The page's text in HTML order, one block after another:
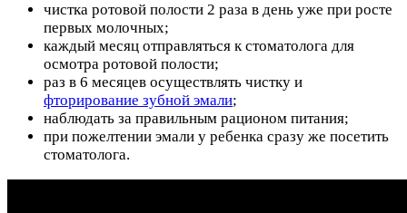
чистка ротовой полости 2 раза в день уже при росте
первых молочных;
каждый месяц отправляться к стоматолога для
осмотра ротовой полости;
раз в 6 месяцев осуществлять чистку и
фторирование зубной эмали;
наблюдать за правильным рационом питания;
при пожелтении эмали у ребенка сразу же посетить
стоматолога.